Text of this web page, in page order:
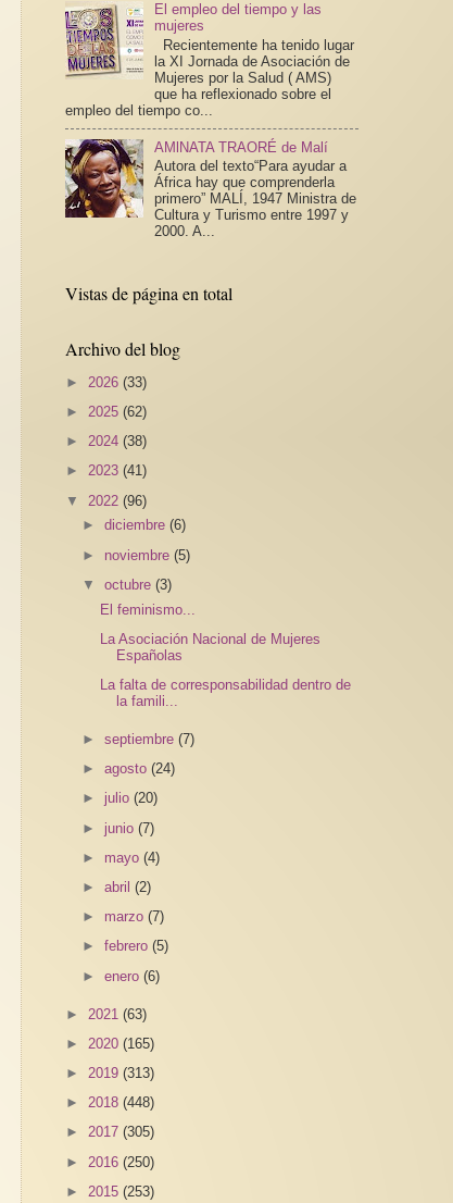
El empleo del tiempo y las
mujeres
Recientemente ha tenido lugar
la XI Jornada de Asociación de
Mujeres por la Salud ( AMS)
que ha reflexionado sobre el
empleo del tiempo co...
AMlNATA TRAORÉ de Malí
Autora del texto“Para ayudar a
África hay que comprenderla
primero” MALÍ, 1947 Ministra de
Cultura y Turismo entre 1997 y
2000. A...
Vistas de página en total
Archivo del blog
► 2026 (33)
► 2025 (62)
► 2024 (38)
► 2023 (41)
▼ 2022 (96)
►diciembre(6)
► noviembre(5)
▼octubre(3)
El feminismo...
La Asociación Nacional de Mujeres
Españolas
La falta de corresponsabilidad dentro de
la famili...
►septiembre(7)
►agosto(24)
► julio(20)
► junio(7)
► mayo(4)
►abril(2)
► marzo(7)
►febrero(5)
►enero(6)
► 2021 (63)
► 2020 (165)
► 2019 (313)
► 2018 (448)
► 2017 (305)
► 2016 (250)
► 2015 (253)